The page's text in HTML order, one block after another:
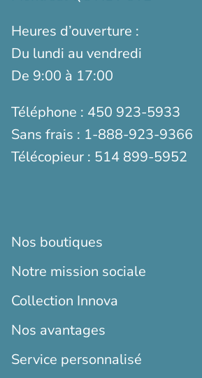
Heures d’ouverture :
Du lundi au vendredi
De 9:00 à 17:00
Téléphone : 450 923-5933
Sans frais : 1-888-923-9366
Télécopieur : 514 899-5952
Nos boutiques
Notre mission sociale
Collection Innova
Nos avantages
Service personnalisé